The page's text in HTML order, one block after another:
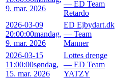
9. mar. 2026
— ED Team
Retardo
2026-03-09
20:00:00mandag,
9. mar. 2026
ED Ejbydart.dk
— Team
Manner
2026-03-15
11:00:00søndag,
15. mar. 2026
Lottes drenge
— ED Team
YATZY